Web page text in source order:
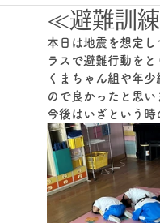
≪避難訓
本日は地震を想定
ラスで避難行動を
くまちゃん組や年
ので良かったと思い
今後はいざという時